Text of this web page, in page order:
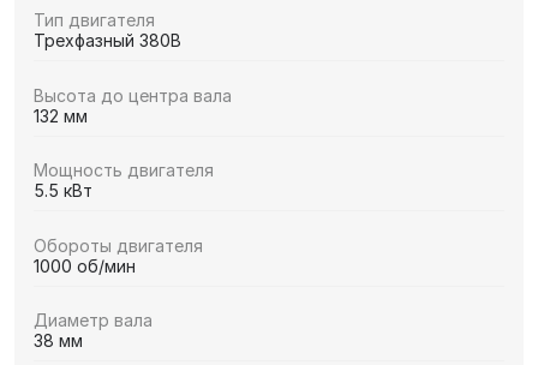
Тип двигателя
Трехфазный 380В
Высота до центра вала
132 мм
Мощность двигателя
5.5 кВт
Обороты двигателя
1000 об/мин
Диаметр вала
38 мм